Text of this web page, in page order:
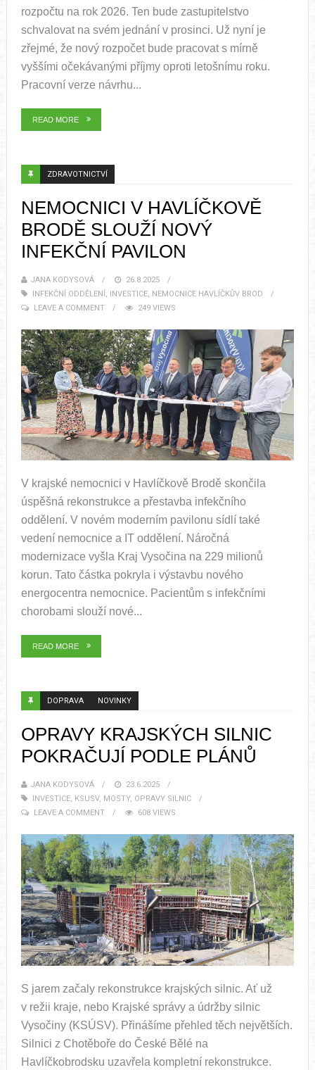
rozpočtu na rok 2026. Ten bude zastupitelstvo
schvalovat na svém jednání v prosinci. Už nyní je
zřejmé, že nový rozpočet bude pracovat s mírně
vyššími očekávanými příjmy oproti letošnímu roku.
Pracovní verze návrhu...
READ MORE
ZDRAVOTNICTVÍ
NEMOCNICI V HAVLÍČKOVĚ
BRODĚ SLOUŽÍ NOVÝ
INFEKČNÍ PAVILON
JANA KODYSOVÁ
26.8.2025
INFEKČNÍ ODDĚLENÍ, INVESTICE, NEMOCNICE HAVLÍČKŮV BROD
LEAVE A COMMENT
249 VIEWS
V krajské nemocnici v Havlíčkově Brodě skončila
úspěšná rekonstrukce a přestavba infekčního
oddělení. V novém moderním pavilonu sídlí také
vedení nemocnice a IT oddělení. Náročná
modernizace vyšla Kraj Vysočina na 229 milionů
korun. Tato částka pokryla i výstavbu nového
energocentra nemocnice. Pacientům s infekčními
chorobami slouží nové...
READ MORE
DOPRAVA NOVINKY
OPRAVY KRAJSKÝCH SILNIC
POKRAČUJÍ PODLE PLÁNŮ
JANA KODYSOVÁ
23.6.2025
INVESTICE, KSUSV, MOSTY, OPRAVY SILNIC
LEAVE A COMMENT
608 VIEWS
S jarem začaly rekonstrukce krajských silnic. Ať už
v režii kraje, nebo Krajské správy a údržby silnic
Vysočiny (KSÚSV). Přinášíme přehled těch největších.
Silnici z Chotěboře do České Bělé na
Havlíčkobrodsku uzavřela kompletní rekonstrukce.